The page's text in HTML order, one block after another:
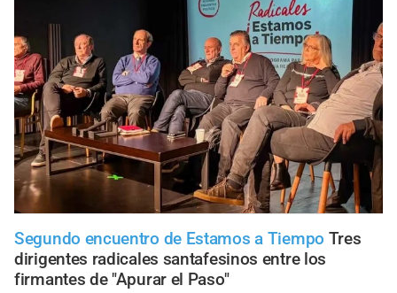
Segundo encuentro de Estamos a Tiempo Tres
dirigentes radicales santafesinos entre los
firmantes de "Apurar el Paso"